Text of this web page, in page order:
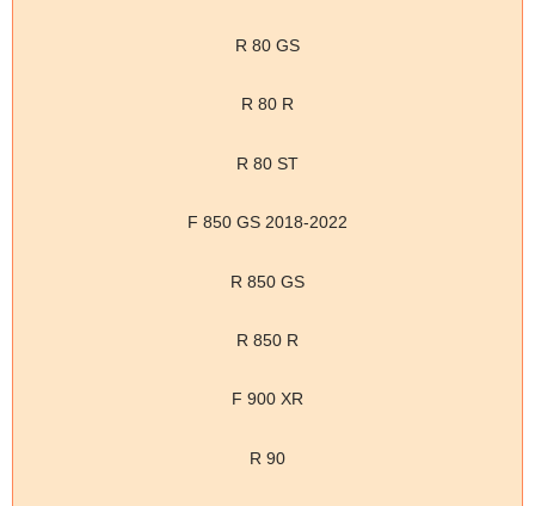
R 80 GS
R 80 R
R 80 ST
F 850 GS 2018-2022
R 850 GS
R 850 R
F 900 XR
R 90